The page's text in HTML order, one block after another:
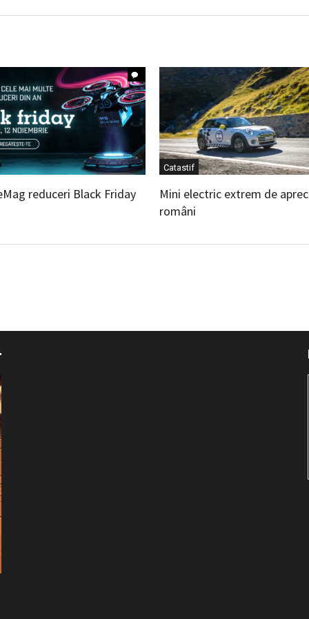
reduceri Black Friday
Catastif
Mini electric extrem de
români